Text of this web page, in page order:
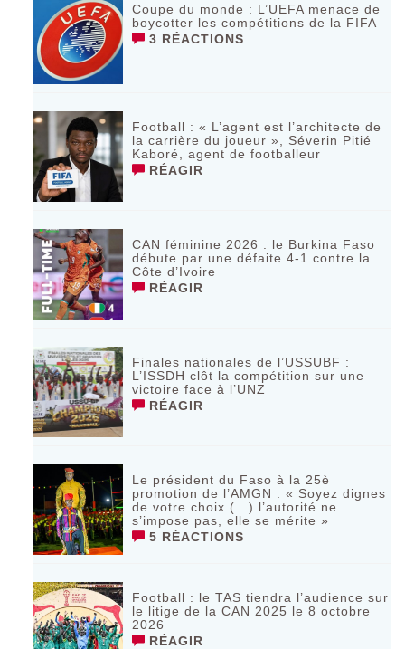
Coupe du monde : L’UEFA menace de
boycotter les compétitions de la FIFA
3 RÉACTIONS
Football : « L’agent est l’architecte de
la carrière du joueur », Séverin Pitié
Kaboré, agent de footballeur
RÉAGIR
CAN féminine 2026 : le Burkina Faso
débute par une défaite 4-1 contre la
Côte d’Ivoire
RÉAGIR
Finales nationales de l’USSUBF :
L’ISSDH clôt la compétition sur une
victoire face à l’UNZ
RÉAGIR
Le président du Faso à la 25è
promotion de l’AMGN : « Soyez dignes
de votre choix (…) l’autorité ne
s’impose pas, elle se mérite »
5 RÉACTIONS
Football : le TAS tiendra l’audience sur
le litige de la CAN 2025 le 8 octobre
2026
RÉAGIR